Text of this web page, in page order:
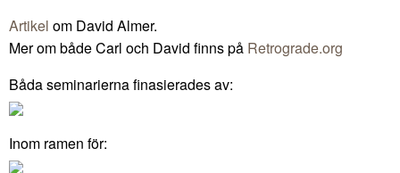
Artikel om David Almer.
Mer om både Carl och David finns på Retrograde.org
Båda seminarierna finasierades av:
Inom ramen för: